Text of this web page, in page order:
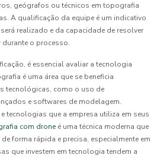
geógrafos ou técnicos em topografia
A qualificação da equipe é um indicativo
realizado e da capacidade de resolver
o processo.
é essencial avaliar a tecnologia
é uma área que se beneficia
tecnológicas, como o uso de
e softwares de modelagem.
tecnologias que a empresa utiliza em seus
com drone é uma técnica moderna que
forma rápida e precisa, especialmente em
que investem em tecnologia tendem a